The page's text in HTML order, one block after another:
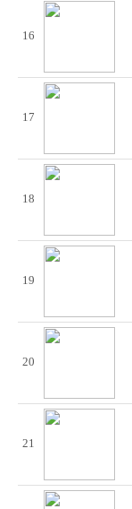
16
17
18
19
20
21